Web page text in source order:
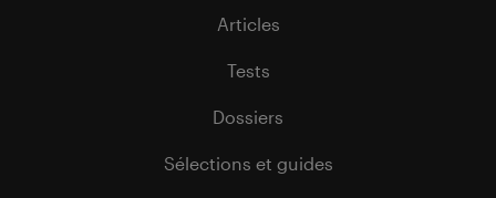
Articles
Tests
Dossiers
Sélections et guides